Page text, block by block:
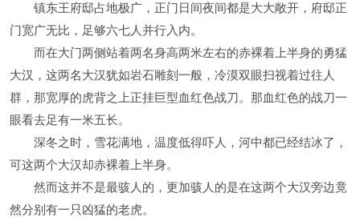
镇东王府邸占地极广，正门日间夜间都是大大敞开，府邸正
门宽广无比，足够六七人并行入内。
而在大门两侧站着两名身高两米左右的赤裸着上半身的勇猛
大汉，这两名大汉犹如岩石雕刻一般，冷漠双眼扫视着过往人
群，那宽厚的虎背之上正挂巨型血红色战刀。那血红色的战刀一
眼看去足有一米五长。
深冬之时，雪花满地，温度低得吓人，河中都已经结冰了，
可这两个大汉却赤裸着上半身。
然而这并不是最骇人的，更加骇人的是在这两个大汉旁边竟
然分别有一只凶猛的老虎。